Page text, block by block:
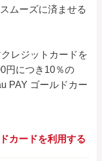
ムーズに済ませる
レジットカードを
円につき10％の
PAY ゴールドカー
カードを利用する